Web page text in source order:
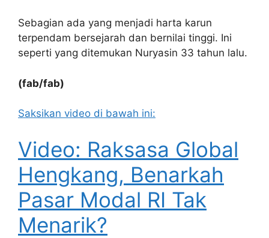
Sebagian ada yang menjadi harta karun
terpendam bersejarah dan bernilai tinggi. Ini
seperti yang ditemukan Nuryasin 33 tahun lalu.
(fab/fab)
Saksikan video di bawah ini:
Video: Raksasa Global
Hengkang, Benarkah
Pasar Modal RI Tak
Menarik?